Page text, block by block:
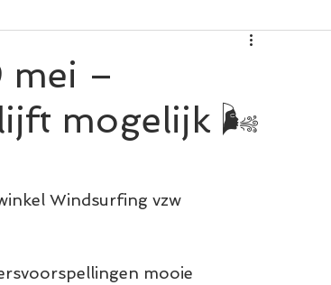
mei –
mogelijk 🌬️
Windsurfing vzw
mooie